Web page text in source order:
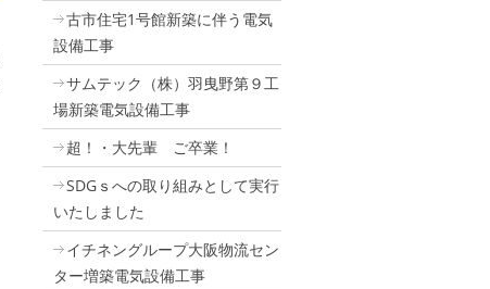
古市住宅1号館新築に伴う電気
設備工事
サムテック（株）羽曳野第９工
場新築電気設備工事
超！・大先輩 ご卒業！
SDGｓへの取り組みとして実行
いたしました
イチネングループ大阪物流セン
ター増築電気設備工事